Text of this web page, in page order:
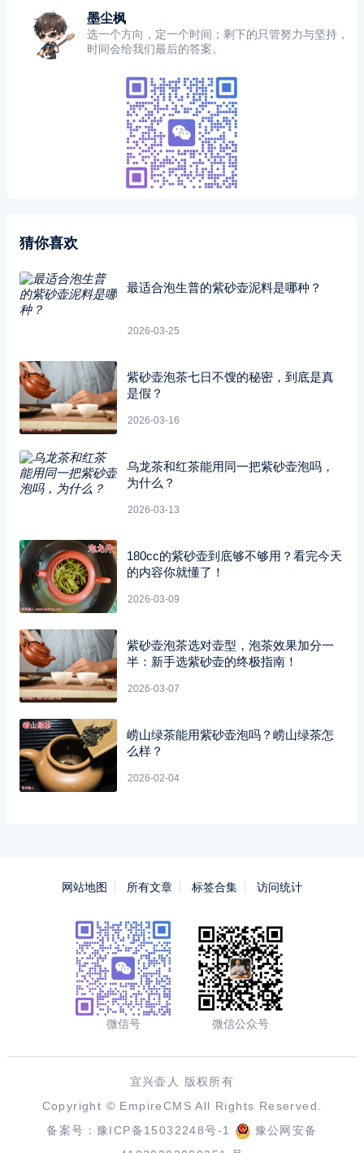
墨尘枫
选一个方向，定一个时间；剩下的只管努力与坚持，
时间会给我们最后的答案。
猜你喜欢
最适合泡生普的紫砂壶泥料是哪种？
2026-03-25
紫砂壶泡茶七日不馊的秘密，到底是真
是假？
2026-03-16
乌龙茶和红茶能用同一把紫砂壶泡吗，
为什么？
2026-03-13
180cc的紫砂壶到底够不够用？看完今天
的内容你就懂了！
2026-03-09
紫砂壶泡茶选对壶型，泡茶效果加分一
半：新手选紫砂壶的终极指南！
2026-03-07
崂山绿茶能用紫砂壶泡吗？崂山绿茶怎
么样？
2026-02-04
网站地图 所有文章 标签合集 访问统计
微信号 微信公众号
宜兴壶人 版权所有
Copyright © EmpireCMS All Rights Reserved.
备案号：豫ICP备15032248号-1
豫公网安备